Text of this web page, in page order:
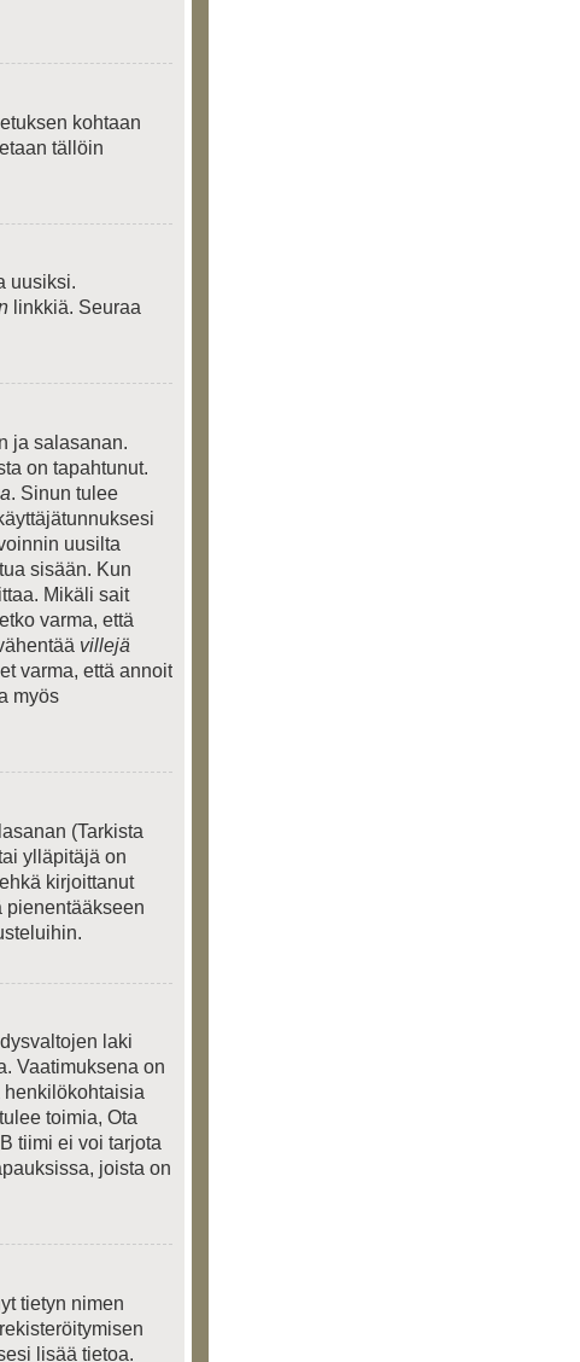
kohtaan
tällöin
uusiksi.
linkkiä. Seuraa
ja salasanan.
on tapahtunut.
. Sinun tulee
uusilta
sisään. Kun
Mikäli sait
varma, että
villejä
varma, että annoit
myös
(Tarkista
ylläpitäjä on
kirjoittanut
pienentääkseen
laki
Vaatimuksena on
toimia, Ota
tiimi ei voi tarjota
joista on
tietyn nimen
lisää tietoa.